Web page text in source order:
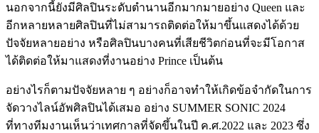
นอกจากนี้ยังมีศิลปินระดับตำนานอีกมากมายอย่าง Queen และ
อีกหลายหลายศิลปินที่ไม่สามารถติดต่อให้มาขึ้นแสดงได้ด้วย
ปัจจัยหลายอย่าง หรือศิลปินบางคนที่เสียชีวิตก่อนที่จะมีโอกาส
ได้ติดต่อให้มาแสดงที่งานอย่าง Prince เป็นต้น
อย่างไรก็ตามปัจจัยหลาย ๆ อย่างก็อาจทำให้เกิดข้อจำกัดในการ
จัดวางไลน์อัพศิลปินได้เสมอ อย่าง SUMMER SONIC 2024
ที่ทางทีมงานเห็นว่าเทศกาลที่จัดขึ้นในปี ค.ศ.2022 และ 2023 ซึ่ง